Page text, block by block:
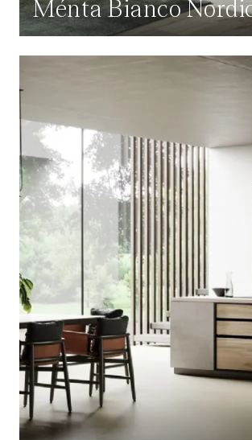
Ménta Bianco